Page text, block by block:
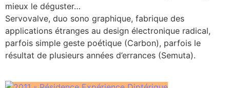
mieux le déguster…
Servovalve, duo sono graphique, fabrique des
applications étranges au design électronique radical,
parfois simple geste poétique (Carbon), parfois le
résultat de plusieurs années d’errances (Semuta).